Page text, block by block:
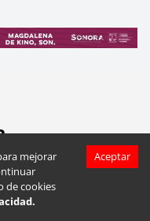
mejorar
de cookies
Aceptar